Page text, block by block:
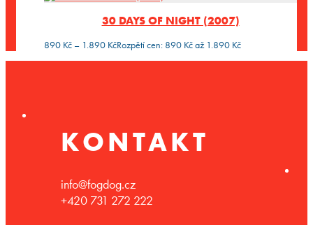
30 DAYS OF NIGHT (2007)
890 Kč – 1.890 KčRozpětí cen: 890 Kč až 1.890 Kč
KONTAKT
info@fogdog.cz
+420 731 272 222